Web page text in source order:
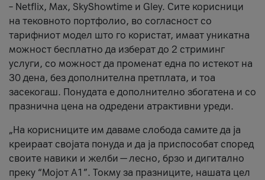
– Netflix, Max, SkyShowtime и Gley. Сите корисници
на тековното портфолио, во согласност со
тарифниот модел што го користат, имаат уникатна
можност бесплатно да изберат до 2 стриминг
услуги, со можност да променат една по истекот на
30 дена, без дополнителна претплата, и тоа
засекогаш. Понудата е дополнително збогатена и со
празнична цена на одредени атрактивни уреди.
„На корисниците им даваме слобода самите да ја
креираат својата понуда и да ја приспособат според
своите навики и желби — лесно, брзо и дигитално
преку “Мојот А1”. Токму за празниците, нашата цел